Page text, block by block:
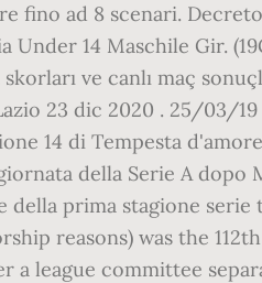
fino ad 8 scenari.
Under 14 Maschile Gir.
ve canlı maç
23 dic 2020 . 25/03/
14 di Tempesta
della Serie A
prima stagione serie
reasons) was the
league committee